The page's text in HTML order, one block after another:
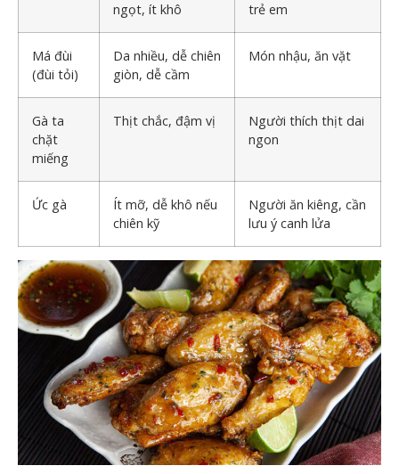
ngọt, ít khô
trẻ em
Má đùi
(đùi tỏi)
Da nhiều, dễ chiên
giòn, dễ cầm
Món nhậu, ăn vặt
Gà ta
chặt
miếng
Thịt chắc, đậm vị
Người thích thịt dai
ngon
Ức gà
Ít mỡ, dễ khô nếu
chiên kỹ
Người ăn kiêng, cần
lưu ý canh lửa